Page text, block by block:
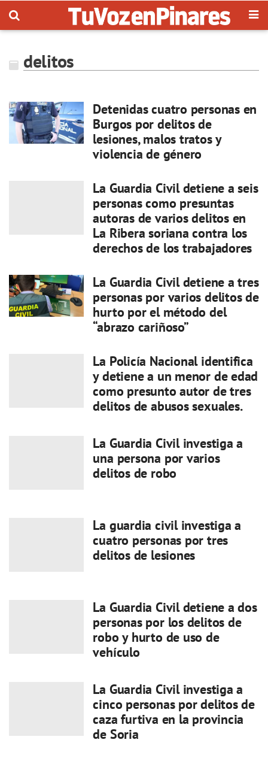
delitos
Detenidas cuatro personas en
Burgos por delitos de
lesiones, malos tratos y
violencia de género
La Guardia Civil detiene a seis
personas como presuntas
autoras de varios delitos en
La Ribera soriana contra los
derechos de los trabajadores
La Guardia Civil detiene a tres
personas por varios delitos de
hurto por el método del
“abrazo cariñoso”
La Policía Nacional identifica
y detiene a un menor de edad
como presunto autor de tres
delitos de abusos sexuales.
La Guardia Civil investiga a
una persona por varios
delitos de robo
La guardia civil investiga a
cuatro personas por tres
delitos de lesiones
La Guardia Civil detiene a dos
personas por los delitos de
robo y hurto de uso de
vehículo
La Guardia Civil investiga a
cinco personas por delitos de
caza furtiva en la provincia
de Soria